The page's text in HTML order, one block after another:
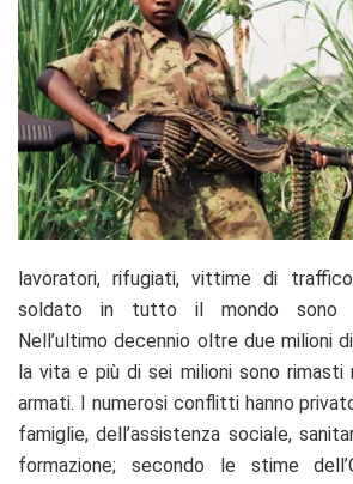
lavoratori, rifugiati, vittime di
soldato in tutto il mondo sono
Nell’ultimo decennio oltre due milioni
la vita e più di sei milioni sono
armati. I numerosi conflitti hanno
famiglie, dell’assistenza sociale,
formazione; secondo le stime